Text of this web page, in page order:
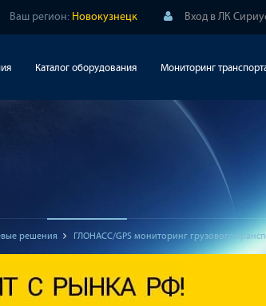
Ваш регион: Новокузнецк Вход в ЛК
Каталог оборудования Мониторинг
решения ГЛОНАСС/GPS мониторинг грузового